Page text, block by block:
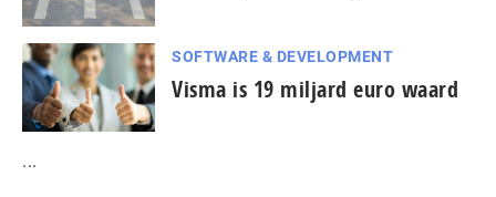
SOFTWARE & DEVELOPMENT
Visma is 19 miljard euro waard
...